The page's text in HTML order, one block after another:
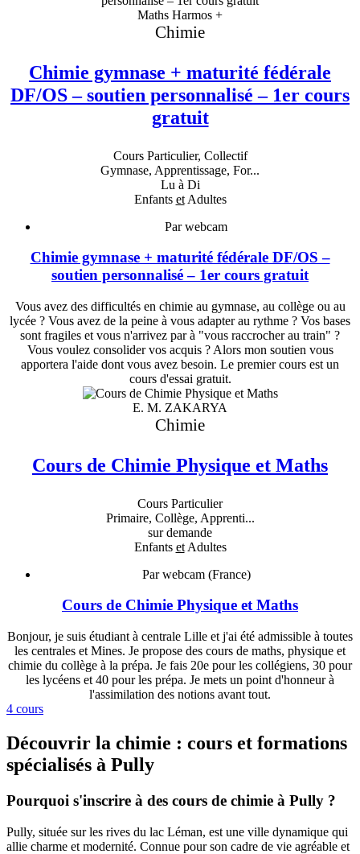
Maths Harmos +
Chimie
Chimie gymnase + maturité fédérale
DF/OS – soutien personnalisé – 1er cours
gratuit
Cours Particulier, Collectif
Gymnase, Apprentissage, For...
Lu à Di
Enfants etAdultes
Par webcam
Chimie gymnase + maturité fédérale DF/OS –
soutien personnalisé – 1er cours gratuit
Vous avez des difficultés en chimie au gymnase, au collège ou au
lycée ? Vous avez de la peine à vous adapter au rythme ? Vos bases
sont fragiles et vous n'arrivez par à "vous raccrocher au train" ?
Vous voulez consolider vos acquis ? Alors mon soutien vous
apportera l'aide dont vous avez besoin. Le premier cours est un
cours d'essai gratuit.
E. M. ZAKARYA
Chimie
Cours de Chimie Physique et Maths
Cours Particulier
Primaire, Collège, Apprenti...
sur demande
Enfants etAdultes
Par webcam (France)
Cours de Chimie Physique et Maths
Bonjour, je suis étudiant à centrale Lille et j'ai été admissible à toutes
les centrales et Mines. Je propose des cours de maths, physique et
chimie du collège à la prépa. Je fais 20e pour les collégiens, 30 pour
les lycéens et 40 pour les prépa. Je mets un point d'honneur à
l'assimilation des notions avant tout.
4 cours
Découvrir la chimie : cours et formations
spécialisés à Pully
Pourquoi s'inscrire à des cours de chimie à Pully ?
Pully, située sur les rives du lac Léman, est une ville dynamique qui
allie charme et modernité. Connue pour son cadre de vie agréable et